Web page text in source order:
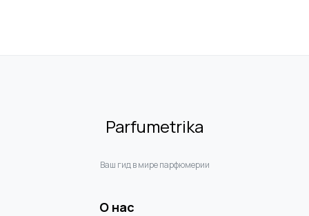
Parfumetrika
Ваш гид в мире парфюмерии
О нас